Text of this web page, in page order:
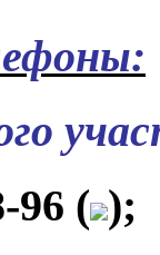
96 ( );